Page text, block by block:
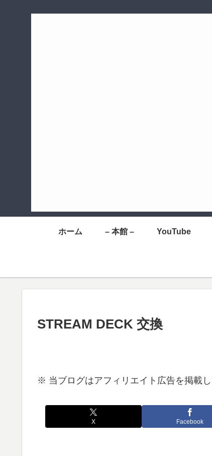
ホーム – 本館 – YouTube
STREAM DECK 交換
※ 当ブログはアフィリエイト広告を掲載し
X Facebook